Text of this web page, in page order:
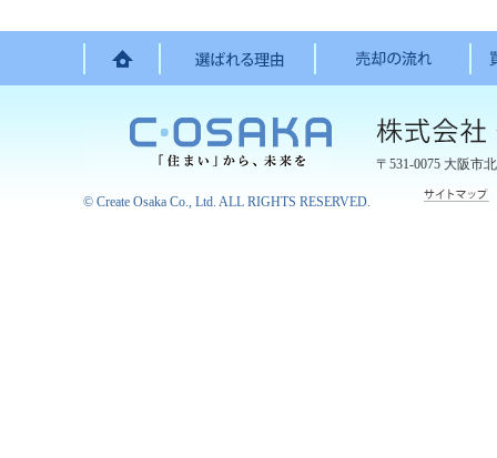
〒531-0075 大阪市
© Create Osaka Co., Ltd. ALL RIGHTS RESERVED.